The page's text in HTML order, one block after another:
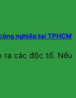
nghiệp tại TPHCM
ra các độc tố. Nếu